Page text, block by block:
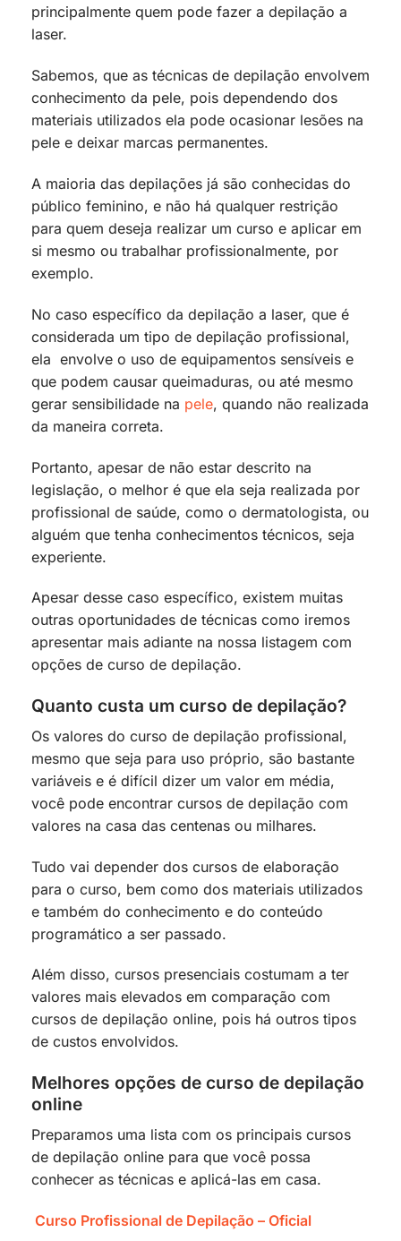
principalmente quem pode fazer a depilação a
laser.
Sabemos, que as técnicas de depilação envolvem
conhecimento da pele, pois dependendo dos
materiais utilizados ela pode ocasionar lesões na
pele e deixar marcas permanentes.
A maioria das depilações já são conhecidas do
público feminino, e não há qualquer restrição
para quem deseja realizar um curso e aplicar em
si mesmo ou trabalhar profissionalmente, por
exemplo.
No caso específico da depilação a laser, que é
considerada um tipo de depilação profissional,
ela envolve o uso de equipamentos sensíveis e
que podem causar queimaduras, ou até mesmo
gerar sensibilidade na pele, quando não realizada
da maneira correta.
Portanto, apesar de não estar descrito na
legislação, o melhor é que ela seja realizada por
profissional de saúde, como o dermatologista, ou
alguém que tenha conhecimentos técnicos, seja
experiente.
Apesar desse caso específico, existem muitas
outras oportunidades de técnicas como iremos
apresentar mais adiante na nossa listagem com
opções de curso de depilação.
Quanto custa um curso de depilação?
Os valores do curso de depilação profissional,
mesmo que seja para uso próprio, são bastante
variáveis e é difícil dizer um valor em média,
você pode encontrar cursos de depilação com
valores na casa das centenas ou milhares.
Tudo vai depender dos cursos de elaboração
para o curso, bem como dos materiais utilizados
e também do conhecimento e do conteúdo
programático a ser passado.
Além disso, cursos presenciais costumam a ter
valores mais elevados em comparação com
cursos de depilação online, pois há outros tipos
de custos envolvidos.
Melhores opções de curso de depilação
online
Preparamos uma lista com os principais cursos
de depilação online para que você possa
conhecer as técnicas e aplicá-las em casa.
Curso Profissional de Depilação – Oficial